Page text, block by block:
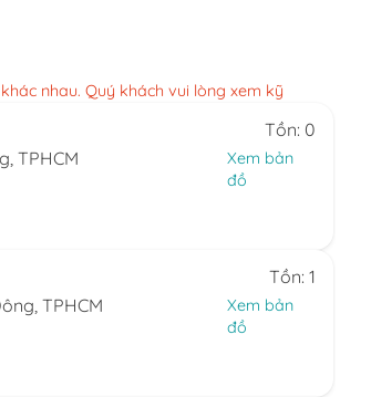
nhau. Quý khách vui lòng xem kỹ
Tồn: 0
TPHCM
Xem bản
đồ
Tồn: 1
TPHCM
Xem bản
đồ